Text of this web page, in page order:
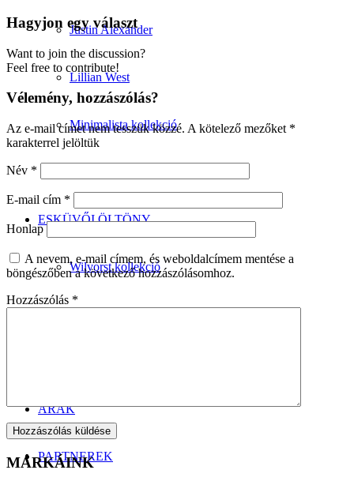
Justin Alexander
Lillian West
Minimalista kollekció
ESKÜVŐI ÖLTÖNY
Wilvorst kollekció
ÁRAK
PARTNEREK
Hagyjon egy választ
Want to join the discussion?
Feel free to contribute!
Vélemény, hozzászólás?
Az e-mail címet nem tesszük közzé. A kötelező mezőket *
karakterrel jelöltük
Név *
E-mail cím *
Honlap
A nevem, e-mail címem, és weboldalcímem mentése a
böngészőben a következő hozzászólásomhoz.
Hozzászólás *
MÁRKÁINK